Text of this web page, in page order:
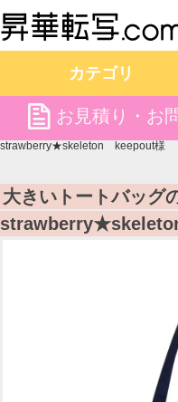
カテゴリ
file お見積り・お
昇華転写.com TOP お客様の声
strawberry★skeleton keepout様
大きいトートバッグ